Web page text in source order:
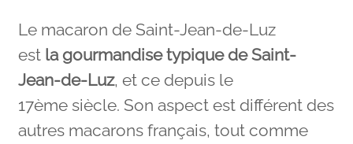
Le macaron de Saint-Jean-de-Luz
est la gourmandise typique de Saint-
Jean-de-Luz, et ce depuis le
17ème siècle. Son aspect est différent des
autres macarons français, tout comme